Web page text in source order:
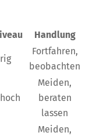
Handlung
Fortfahren,
beobachten
Meiden,
beraten
lassen
Meiden,